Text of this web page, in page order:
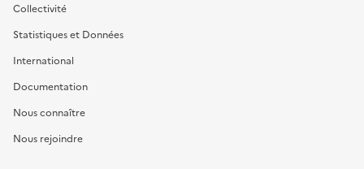
Collectivité
Statistiques et Données
International
Documentation
Nous connaître
Nous rejoindre